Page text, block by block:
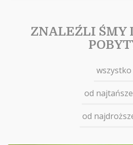
ZNALEŹLI ŚMY
wszystko
od
od